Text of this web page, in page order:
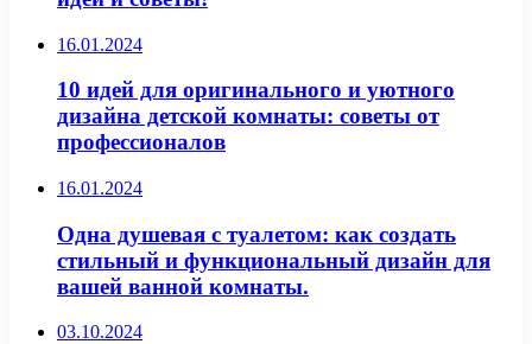
16.01.2024
10 идей для оригинального и уютного
дизайна детской комнаты: советы от
профессионалов
16.01.2024
Одна душевая с туалетом: как создать
стильный и функциональный дизайн для
вашей ванной комнаты.
03.10.2024